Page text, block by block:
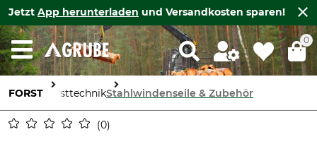
Jetzt App herunterladen und Versandkosten sparen!
0
FORST ForsttechnikStahlwindenseile & Zubehör
0